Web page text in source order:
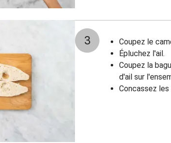
3
Coupez le
Épluchez l'ail.
Coupez la
d'ail sur
Concassez